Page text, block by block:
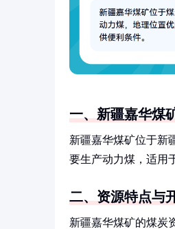
一、新疆嘉华煤
新疆嘉华煤矿位于新
要生产动力煤，适用
二、资源特点与
新疆嘉华煤矿的煤炭